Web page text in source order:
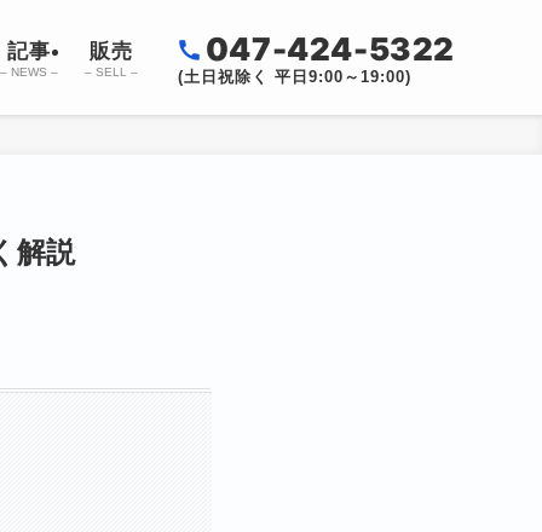
記事
– NEWS –
販売
– SELL –
047-424-5322
(土日祝除く 平日9:00～19:00)
解説